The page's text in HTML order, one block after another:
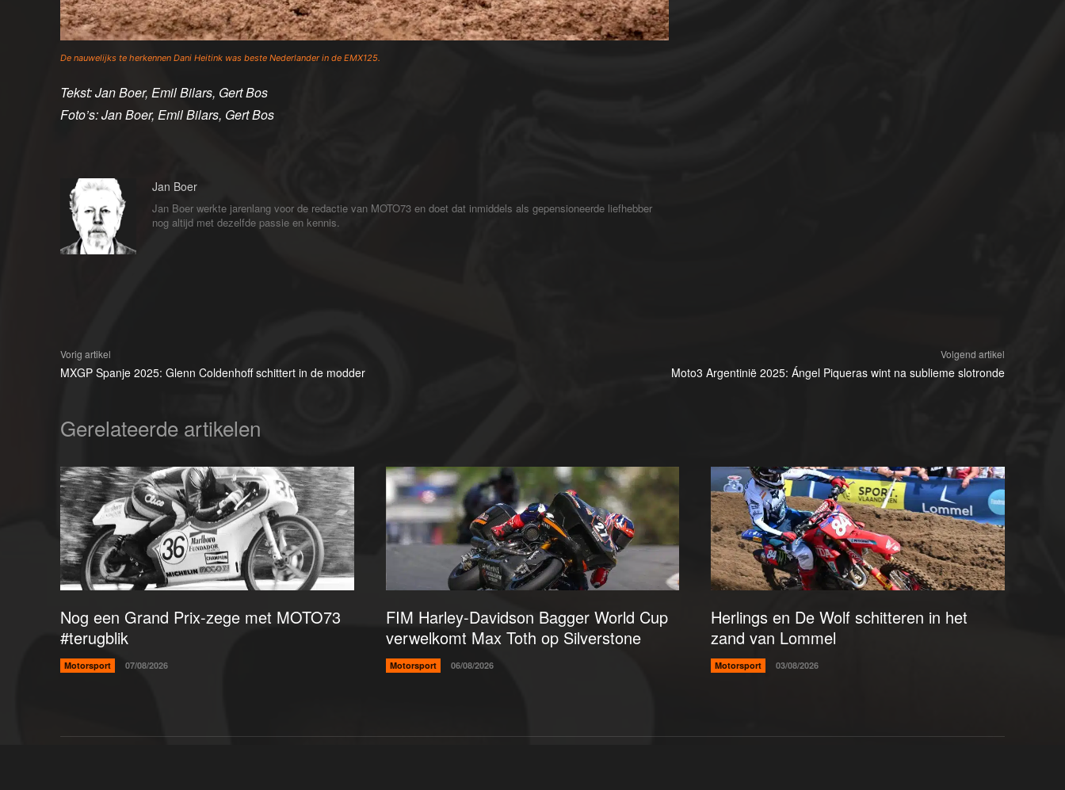
De nauwelijks te herkennen Dani Heitink was beste Nederlander in de EMX125.
Tekst: Jan Boer, Emil Bilars, Gert Bos
Foto’s: Jan Boer, Emil Bilars, Gert Bos
Jan Boer
Jan Boer werkte jarenlang voor de redactie van MOTO73 en doet dat inmiddels als gepensioneerde liefhebber
nog altijd met dezelfde passie en kennis.
Vorig artikel
MXGP Spanje 2025: Glenn Coldenhoff schittert in de modder
Volgend artikel
Moto3 Argentinië 2025: Ángel Piqueras wint na sublieme slotronde
Gerelateerde artikelen
Nog een Grand Prix-zege met MOTO73
#terugblik
Motorsport 07/08/2026
FIM Harley-Davidson Bagger World Cup
verwelkomt Max Toth op Silverstone
Motorsport 06/08/2026
Herlings en De Wolf schitteren in het
zand van Lommel
Motorsport 03/08/2026